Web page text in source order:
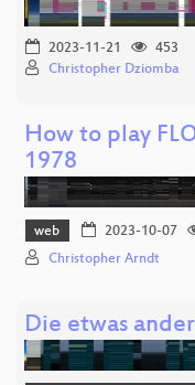
2023-11-21
453
Christopher Dziomba
How to play
1978
web 2023-10-07
Christopher Arndt
Die etwas